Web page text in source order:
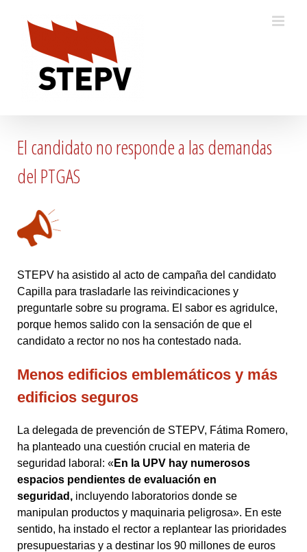
content
El candidato no responde a las demandas
del PTGAS
STEPV ha asistido al acto de campaña del candidato
Capilla para trasladarle las reivindicaciones y
preguntarle sobre su programa. El sabor es agridulce,
porque hemos salido con la sensación de que el
candidato a rector no nos ha contestado nada.
Menos edificios emblemáticos y más
edificios seguros
La delegada de prevención de STEPV, Fátima Romero,
ha planteado una cuestión crucial en materia de
seguridad laboral: «En la UPV hay numerosos
espacios pendientes de evaluación en
seguridad, incluyendo laboratorios donde se
manipulan productos y maquinaria peligrosa». En este
sentido, ha instado el rector a replantear las prioridades
presupuestarias y a destinar los 90 millones de euros